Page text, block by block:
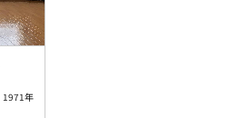
1971年